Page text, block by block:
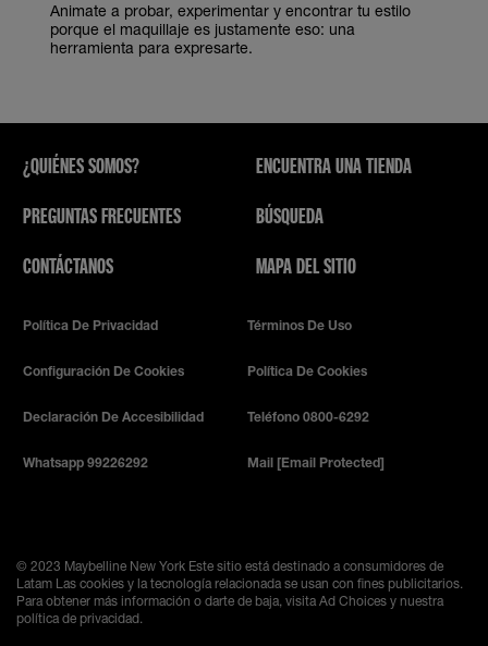
Animate a probar, experimentar y encontrar tu estilo
porque el maquillaje es justamente eso: una
herramienta para expresarte.
¿QUIÉNES SOMOS?
PREGUNTAS FRECUENTES
CONTÁCTANOS
ENCUENTRA UNA TIENDA
BÚSQUEDA
MAPA DEL SITIO
Política De Privacidad Términos De Uso
Configuración De Cookies Política De Cookies
Declaración De Accesibilidad Teléfono 0800-6292
Whatsapp 99226292 Mail [email Protected]
© 2023 Maybelline New York Este sitio está destinado a consumidores de
Latam Las cookies y la tecnología relacionada se usan con fines publicitarios.
Para obtener más información o darte de baja, visita Ad Choices y nuestra
política de privacidad.